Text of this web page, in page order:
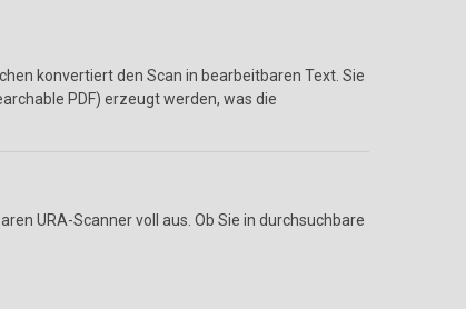
konvertiert den Scan in bearbeitbaren Text. Sie
PDF) erzeugt werden, was die
URA-Scanner voll aus. Ob Sie in durchsuchbare